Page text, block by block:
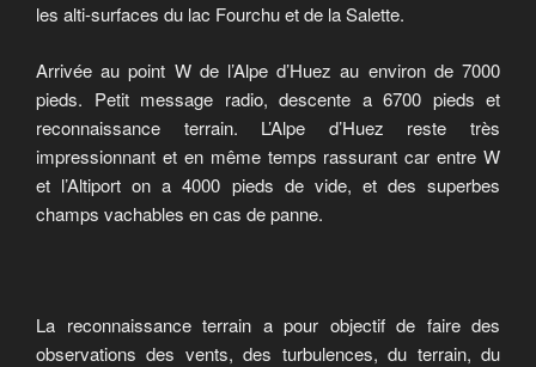
les alti-surfaces du lac Fourchu et de la Salette.
Arrivée au point W de l’Alpe d’Huez au environ de 7000
pieds. Petit message radio, descente a 6700 pieds et
reconnaissance terrain. L’Alpe d’Huez reste très
impressionnant et en même temps rassurant car entre W
et l’Altiport on a 4000 pieds de vide, et des superbes
champs vachables en cas de panne.
La reconnaissance terrain a pour objectif de faire des
observations des vents, des turbulences, du terrain, du